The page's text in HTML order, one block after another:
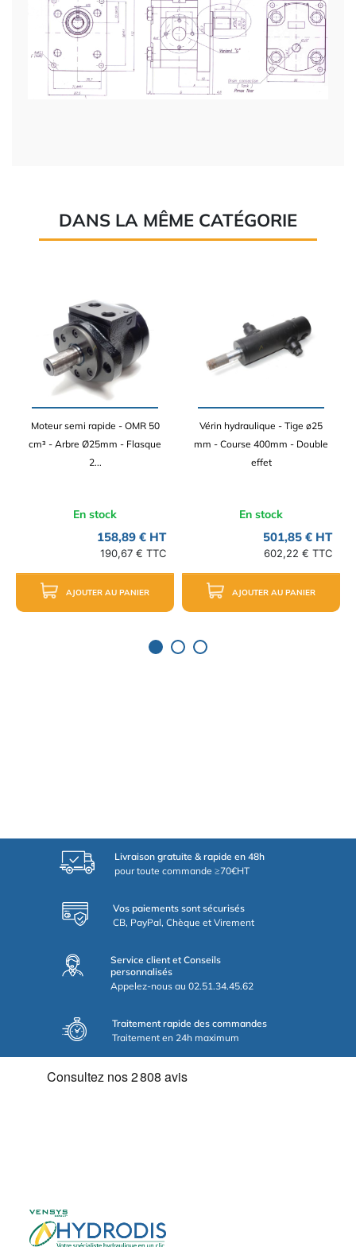
DANS LA MÊME CATÉGORIE
Moteur semi rapide - OMR 50
cm³ - Arbre Ø25mm - Flasque
2...
En stock
158,89 € HT
190,67 € TTC
AJOUTER AU PANIER
Vérin hydraulique - Tige ø25
mm - Course 400mm - Double
effet
En stock
501,85 € HT
602,22 € TTC
AJOUTER AU PANIER
Livraison gratuite & rapide en 48h
pour toute commande ≥70€HT
Vos paiements sont sécurisés
CB, PayPal, Chèque et Virement
Service client et Conseils
personnalisés
Appelez-nous au 02.51.34.45.62
Traitement rapide des commandes
Traitement en 24h maximum